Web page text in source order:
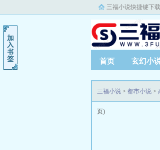
三福小说快捷键下
首页 玄幻小
三福小说 > 都市小说 >
页)